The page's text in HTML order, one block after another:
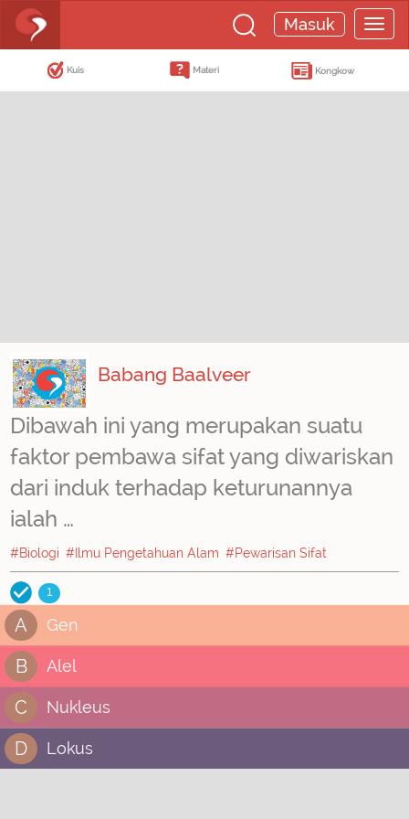
Masuk
Kuis Materi Kongkow
Babang Baalveer
Dibawah ini yang merupakan suatu
faktor pembawa sifat yang diwariskan
dari induk terhadap keturunannya
ialah …
#Biologi #Ilmu Pengetahuan Alam #Pewarisan Sifat
1
A Gen
B Alel
C Nukleus
D Lokus